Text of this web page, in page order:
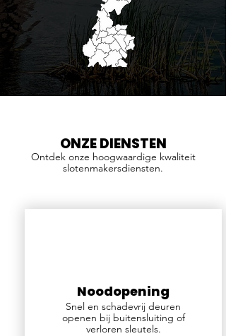
ONZE DIENSTEN
Ontdek onze hoogwaardige kwaliteit
slotenmakersdiensten.
Noodopening
Snel en schadevrij deuren
openen bij buitensluiting of
verloren sleutels.